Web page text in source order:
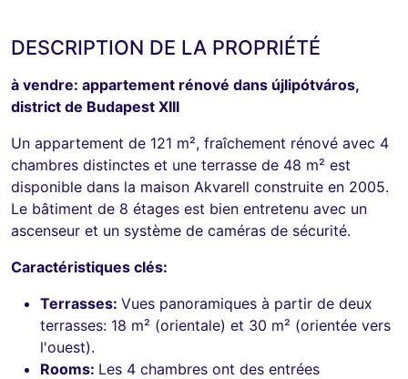
DESCRIPTION DE LA PROPRIÉTÉ
à vendre: appartement rénové dans újlipótváros,
district de Budapest XIII
Un appartement de 121 m², fraîchement rénové avec 4
chambres distinctes et une terrasse de 48 m² est
disponible dans la maison Akvarell construite en 2005.
Le bâtiment de 8 étages est bien entretenu avec un
ascenseur et un système de caméras de sécurité.
Caractéristiques clés:
Terrasses: Vues panoramiques à partir de deux
terrasses: 18 m² (orientale) et 30 m² (orientée vers
l'ouest).
Rooms: Les 4 chambres ont des entrées